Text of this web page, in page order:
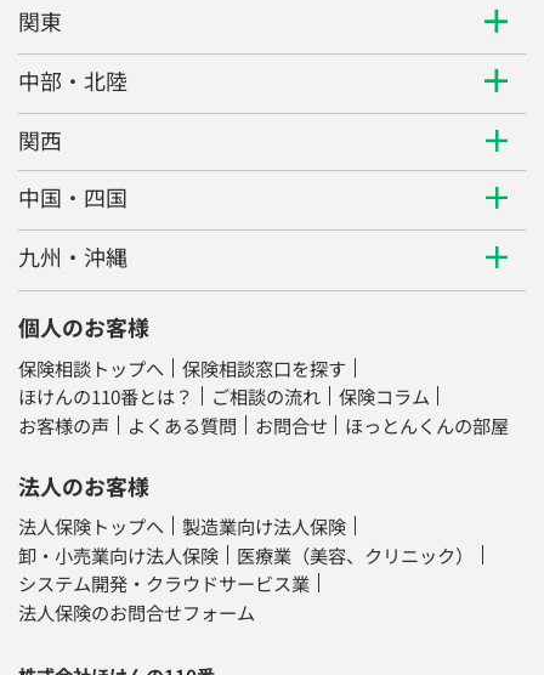
関東
中部・北陸
関西
中国・四国
九州・沖縄
個人のお客様
保険相談トップへ
保険相談窓口を探す
ほけんの110番とは？
ご相談の流れ
保険コラム
お客様の声
よくある質問 お問合せ ほっとんくんの部屋
法人のお客様
法人保険トップへ
製造業向け法人保険
卸・小売業向け法人保険
医療業（美容、クリニック）
システム開発・クラウドサービス業
法人保険のお問合せフォーム